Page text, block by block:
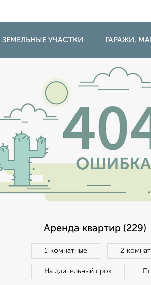
ЗЕМЕЛЬНЫЕ УЧАСТКИ ГАРАЖИ,
Аренда квартир (229)
1‑комнатные
На длительный срок